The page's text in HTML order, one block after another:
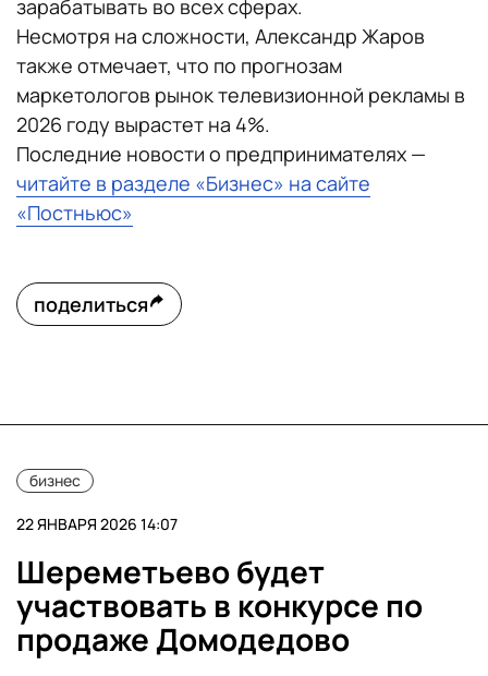
зарабатывать во всех сферах.
Несмотря на сложности, Александр Жаров
также отмечает, что по прогнозам
маркетологов рынок телевизионной рекламы в
2026 году вырастет на 4%.
Последние новости о предпринимателях —
читайте в разделе «Бизнес» на сайте
«Постньюс»
поделиться
бизнес
22 ЯНВАРЯ 2026 14:07
Шереметьево будет
участвовать в конкурсе по
продаже Домодедово